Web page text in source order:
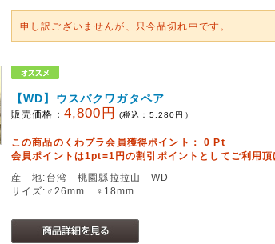
申し訳ございませんが、只今品切れ中です。
【WD】ウスバクワガタペア
販売価格： 4,800円 (税込： 5,280円）
この商品のくわプラ会員獲得ポイント：0 Pt
会員ポイントは1pt=1円の割引ポイントとしてご利用頂
産 地:台湾 桃園縣拉拉山 WD
サイズ:♂26mm ♀18mm